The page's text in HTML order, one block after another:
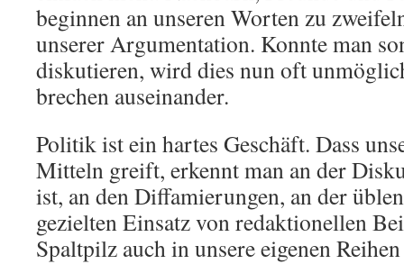
beginnen an unseren Worten zu
unserer Argumentation. Konnte man
diskutieren, wird dies nun oft
brechen auseinander.
Politik ist ein hartes Geschäft. Dass
Mitteln greift, erkennt man an der
ist, an den Diffamierungen, an der
gezielten Einsatz von redaktionellen
Spaltpilz auch in unsere eigenen